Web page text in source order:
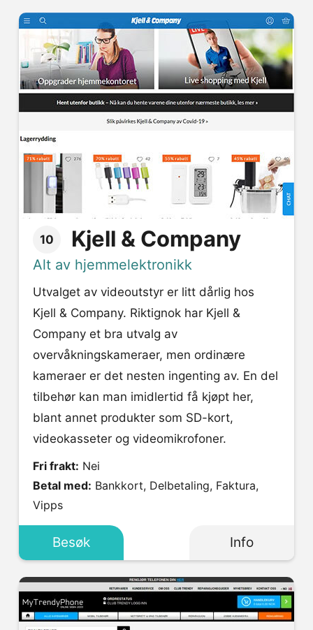
10 Kjell & Company
Alt av hjemmelektronikk
Utvalget av videoutstyr er litt dårlig hos
Kjell & Company. Riktignok har Kjell &
Company et bra utvalg av
overvåkningskameraer, men ordinære
kameraer er det nesten ingenting av. En del
tilbehør kan man imidlertid få kjøpt her,
blant annet produkter som SD-kort,
videokasseter og videomikrofoner.
Fri frakt: Nei
Betal med:
Vipps
Besøk Info